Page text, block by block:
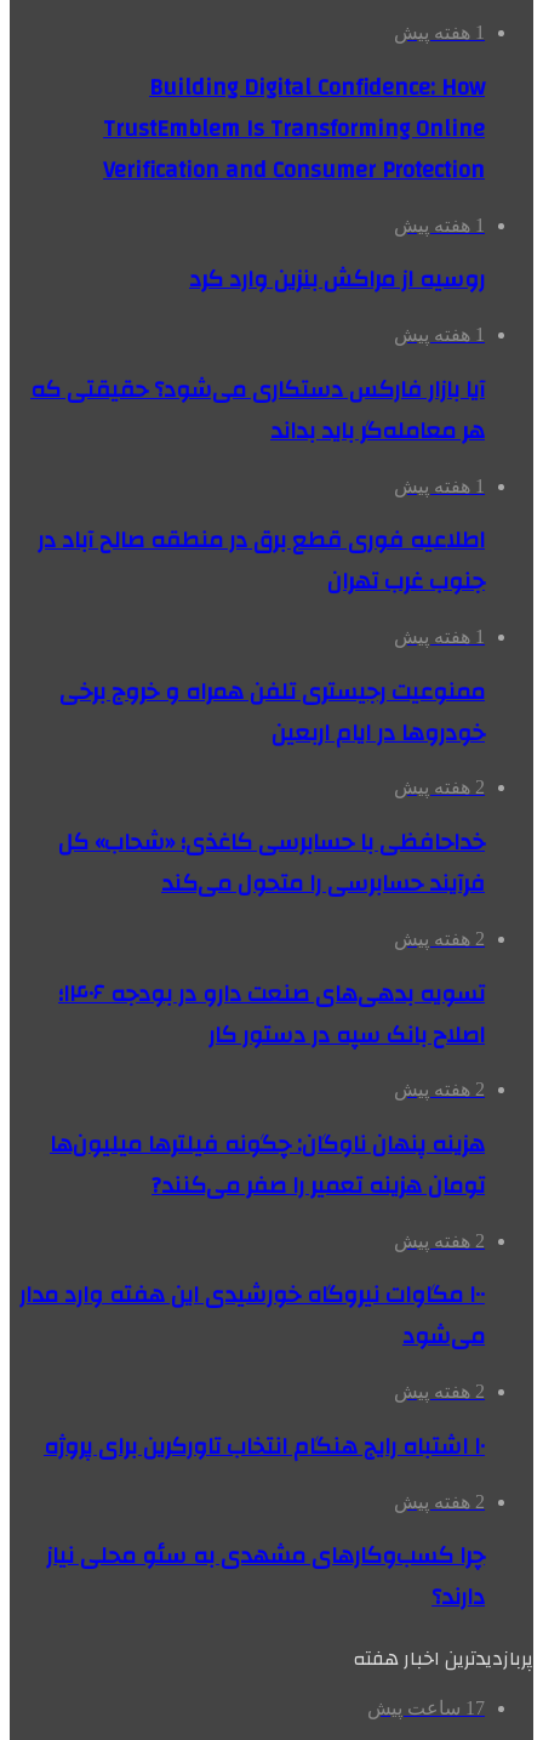
1 هفته پیش
Building Digital Confidence: How
TrustEmblem Is Transforming Online
Verification and Consumer Protection
1 هفته پیش
روسیه از مراکش بنزین وارد کرد
1 هفته پیش
آیا بازار فارکس دستکاری می‌شود؟ حقیقتی که
هر معامله‌گر باید بداند
1 هفته پیش
اطلاعیه فوری قطع برق در منطقه صالح آباد در
جنوب غرب تهران
1 هفته پیش
ممنوعیت رجیستری تلفن همراه و خروج برخی
خودروها در ایام اربعین
2 هفته پیش
خداحافظی با حسابرسی کاغذی؛ «شحاب» کل
فرآیند حسابرسی را متحول می‌کند
2 هفته پیش
تسویه بدهی‌های صنعت دارو در بودجه ۱۴۰۶؛
اصلاح بانک سپه در دستور کار
2 هفته پیش
هزینه پنهان ناوگان: چگونه فیلترها میلیون‌ها
تومان هزینه تعمیر را صفر می‌کنند?
2 هفته پیش
۱۰۰ مگاوات نیروگاه‌ خورشیدی این هفته وارد مدار
می‌شود
2 هفته پیش
۱۰ اشتباه رایج هنگام انتخاب تاورکرین برای پروژه
2 هفته پیش
چرا کسب‌وکارهای مشهدی به سئو محلی نیاز
دارند؟
پربازدیدترین اخبار هفته
17 ساعت پیش